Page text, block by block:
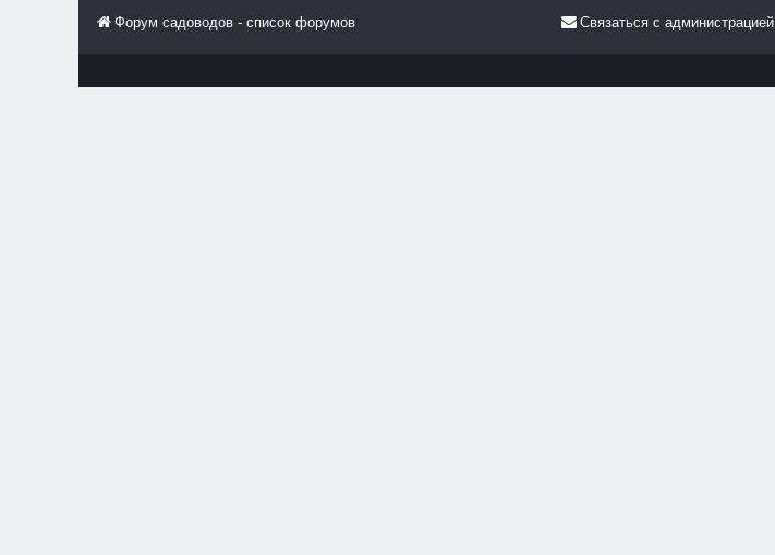
Форум садоводов - список форумов Связаться с администрацией